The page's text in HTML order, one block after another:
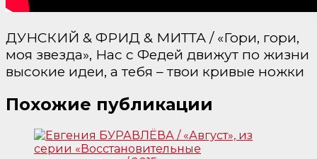
ДУНСКИЙ & ФРИД & МИТТА / «Гори, гори,
моя звезда», Нас с Федей движут по жизни
высокие идеи, а тебя – твои кривые ножки
Похожие публикации